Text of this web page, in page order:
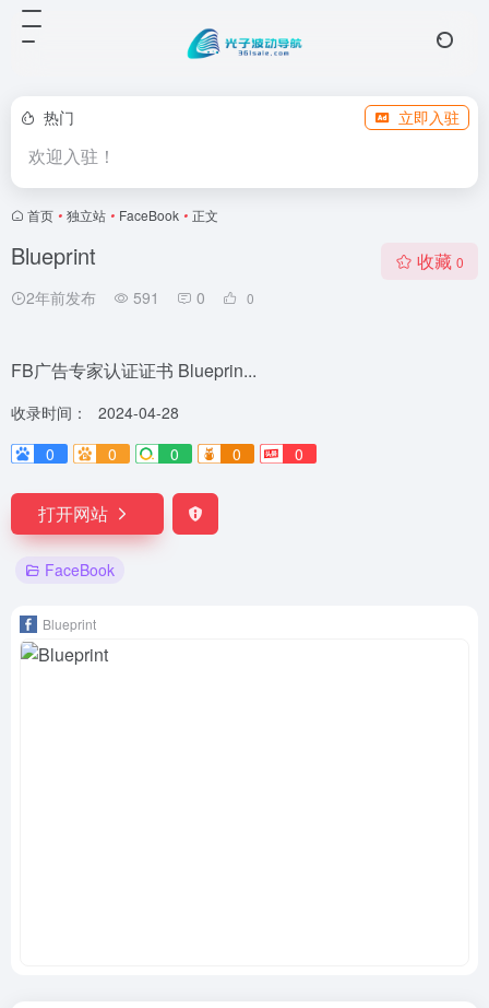
热门 立即入驻
欢迎入驻！
首页 • 独立站 • FaceBook • 正文
Blueprint
2年前发布 591 0 0
收藏 0
FB广告专家认证证书 Blueprin...
收录时间：
2024-04-28
0
0 0 0 0
打开网站
FaceBook
Blueprint